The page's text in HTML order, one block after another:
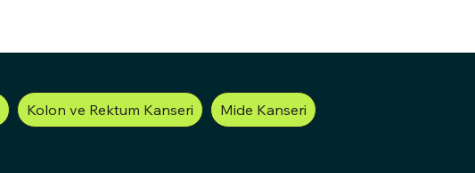
Kolon ve Rektum Kanseri Mide Kanseri